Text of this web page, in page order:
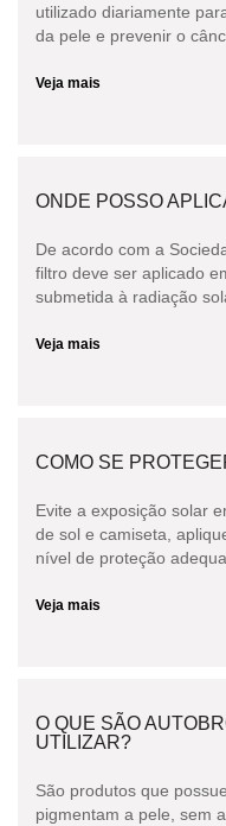
utilizado diariamente
da pele e prevenir o
Veja mais
ONDE POSSO
De acordo com a
filtro deve ser aplicado
submetida à radiação
Veja mais
COMO SE
Evite a exposição solar
de sol e camiseta,
nível de proteção
Veja mais
O QUE SÃO
UTILIZAR?
São produtos que
pigmentam a pele, sem